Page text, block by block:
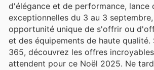
d'élégance et de performance, lance
exceptionnelles du 3 au 3
opportunité unique de s'offrir ou
et des équipements de haute qualité.
365, découvrez les offres
attendent pour ce Noël 2025. Ne